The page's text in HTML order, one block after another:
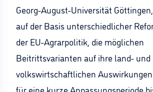
Georg-August-Universität
auf der Basis unterschiedlicher
der EU-Agrarpolitik, die möglichen
Beitrittsvarianten auf ihre land- und
volkswirtschaftlichen
für eine kurze Anpassungsperiode